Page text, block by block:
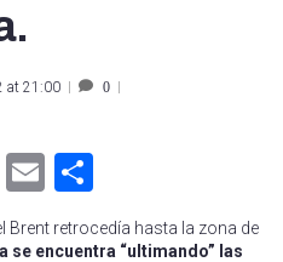
at 21:00 0
LinkedIn
Email
Brent retrocedía hasta la zona de
se encuentra “ultimando” las